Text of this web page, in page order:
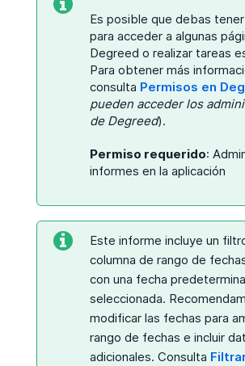
Es posible que debas
para acceder a algunas
Degreed o realizar tareas
Para obtener más
consulta Permisos en
pueden acceder los
de Degreed).
Permiso requerido:
informes en la aplicación
Este informe incluye un
columna de rango de
con una fecha
seleccionada.
modificar las fechas para
rango de fechas e incluir
adicionales. Consulta